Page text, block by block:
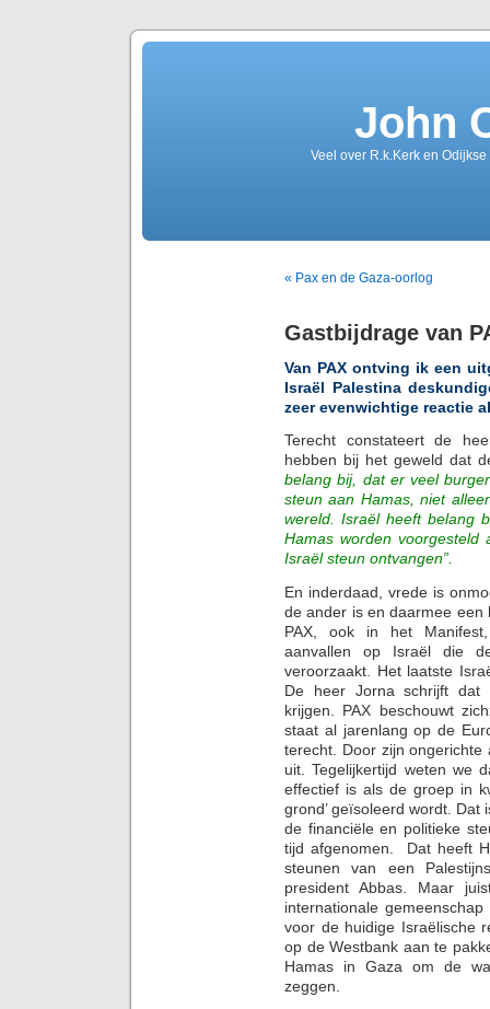
John
Veel over R.k.Kerk en
« Pax en de Gaza-oorlog
Gastbijdrage van
Van PAX ontving ik een
Israël Palestina
zeer evenwichtige reactie
Terecht constateert de
hebben bij het geweld dat
belang bij, dat er veel
steun aan Hamas, niet
wereld. Israël heeft belang
Hamas worden voorgesteld
Israël steun ontvangen”.
En inderdaad, vrede is
de ander is en daarmee een
PAX, ook in het
aanvallen op Israël die
veroorzaakt. Het laatste
De heer Jorna schrijft dat
krijgen. PAX beschouwt
staat al jarenlang op de
terecht. Door zijn
uit. Tegelijkertijd weten we
effectief is als de groep in
grond’ geïsoleerd wordt.
de financiële en politieke
tijd afgenomen. Dat heeft
steunen van een
president Abbas. Maar
internationale
voor de huidige Israëlische
op de Westbank aan te
Hamas in Gaza om de
zeggen.